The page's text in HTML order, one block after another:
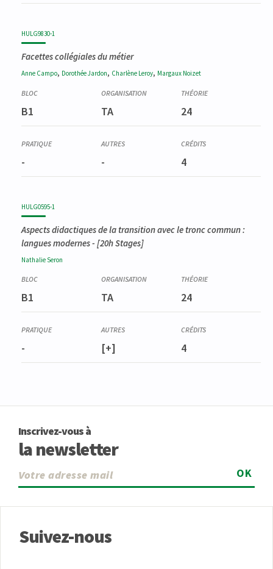
HULG9830-1
Facettes collégiales du métier
Anne Campo, DorothéeJardon, Charlène Leroy, Margaux Noizet
B1 TA 24
- - 4
HULG0595-1
Aspects didactiques de la transition avec le tronc commun :
langues modernes- [20h Stages]
Nathalie Seron
B1 TA 24
- [+] 4
Inscrivez-vous à
la newsletter
OK
Suivez-nous